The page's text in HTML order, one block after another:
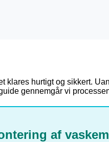
hurtigt og sikkert.
gennemgår vi
af